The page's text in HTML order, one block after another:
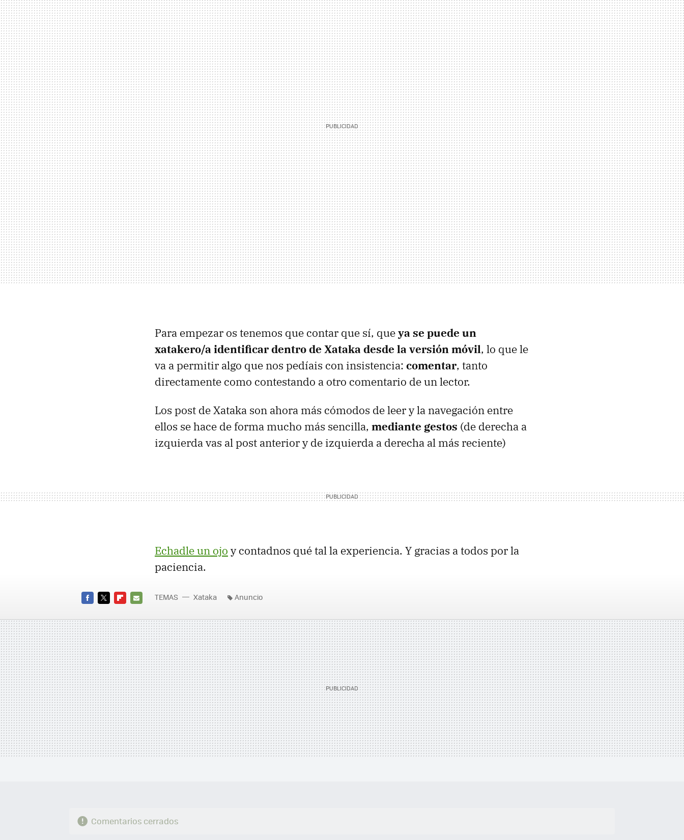
Para empezar os tenemos que contar que sí, queya se puede un
xatakero/a identificar dentro de Xataka desde la versión móvil, lo que le
va a permitir algo que nos pedíais con insistencia: comentar, tanto
directamente como contestando a otro comentario de un lector.
Los post de Xataka son ahora más cómodos de leer y la navegación entre
ellos se hace de forma mucho más sencilla, mediante gestos (de derecha a
izquierda vas al post anterior y de izquierda a derecha al más reciente)
Echadle un ojo y contadnos qué tal la experiencia. Y gracias a todos por la
paciencia.
MAIL
TEMAS Xataka Anuncio
Comentarios cerrados